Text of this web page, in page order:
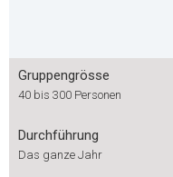
Gruppengrösse
40 bis 300 Personen
Durchführung
Das ganze Jahr